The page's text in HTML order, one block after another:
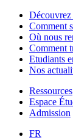
Découvrez
Comment
Où nous
Comment
Etudiants
Nos
Ressources
Espace
Admission
FR